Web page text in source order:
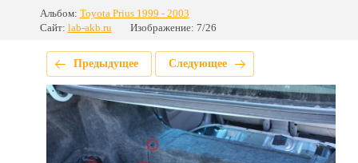
Альбом: Toyota Prius 1999 - 2003
Сайт: lab-akb.ru Изображение: 7/26
Предыдущее Следующее